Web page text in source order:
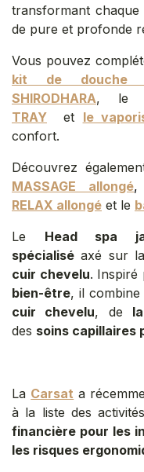
transformant
de pure et profonde
Vous pouvez
kit de douche
SHIRODHARA, le
TRAY
et le
confort.
Découvrez
MASSAGE allongé,
RELAX allongé et le
Le Head spa
spécialisé axé sur la
cuir chevelu. Inspiré
bien-être, il
cuir chevelu, de
des soins capillaires
La Carsat a
à la liste des
financière pour les
les risques